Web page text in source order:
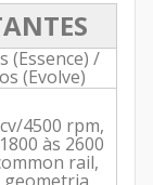
(Essence) /
(Evolve)
4500 rpm,
às 2600
rail,